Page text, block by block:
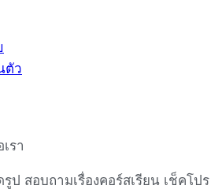
ตัว
รา
ป สอบถามเรื่องคอร์สเรียน เช็คโปร